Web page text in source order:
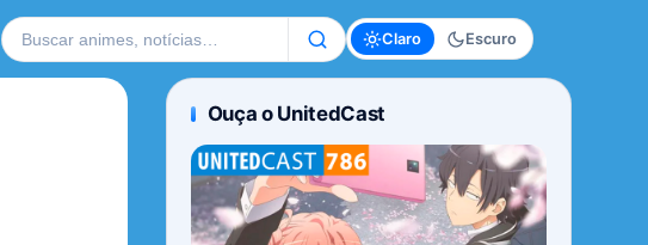
Buscar no site Claro Escuro
Ouça o UnitedCast